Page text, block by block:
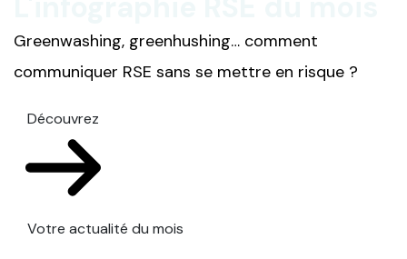
Greenwashing, greenhushing… comment
communiquer RSE sans se mettre en risque ?
Découvrez
Votre actualité du mois